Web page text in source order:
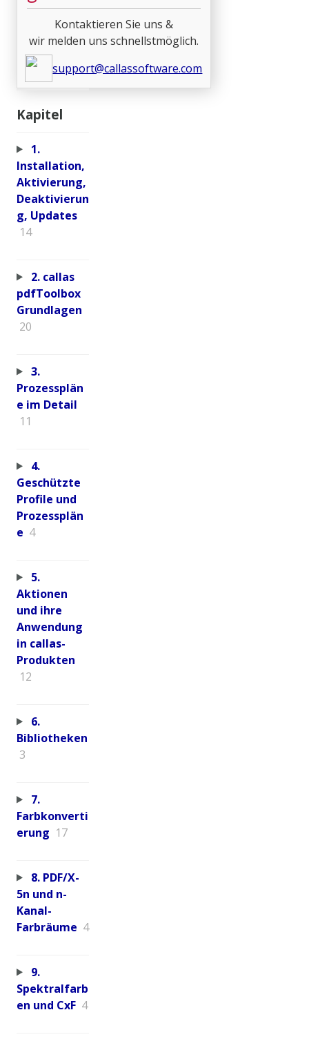
Kontaktieren Sie uns &
wir melden uns schnellstmöglich.
support@callassoftware.com
Kapitel
1.
Installation,
Aktivierung,
Deaktivierun
g, Updates
14
2. callas
pdfToolbox
Grundlagen
20
3.
Prozessplän
e im Detail
11
4.
Geschützte
Profile und
Prozessplän
e 4
5.
Aktionen
und ihre
Anwendung
in callas-
Produkten
12
6.
Bibliotheken
3
7.
Farbkonverti
erung 17
8. PDF/X-
5n und n-
Kanal-
Farbräume 4
9.
Spektralfarb
en und CxF 4